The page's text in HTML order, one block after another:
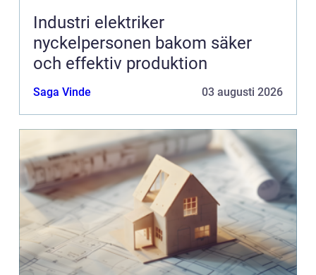
Industri elektriker
nyckelpersonen bakom säker
och effektiv produktion
Saga Vinde 03 augusti 2026